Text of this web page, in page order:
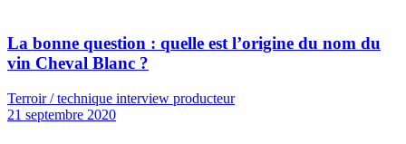
La bonne question : quelle est l’origine du nom du
vin Cheval Blanc ?
Terroir / technique interview producteur
21 septembre 2020